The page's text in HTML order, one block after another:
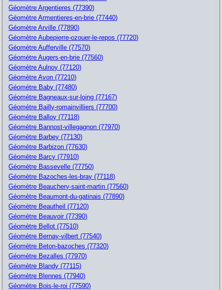
Géomètre Argentieres (77390)
Géomètre Armentieres-en-brie (77440)
Géomètre Arville (77890)
Géomètre Aubepierre-ozouer-le-repos (77720)
Géomètre Aufferville (77570)
Géomètre Augers-en-brie (77560)
Géomètre Aulnoy (77120)
Géomètre Avon (77210)
Géomètre Baby (77480)
Géomètre Bagneaux-sur-loing (77167)
Géomètre Bailly-romainvilliers (77700)
Géomètre Balloy (77118)
Géomètre Bannost-villegagnon (77970)
Géomètre Barbey (77130)
Géomètre Barbizon (77630)
Géomètre Barcy (77910)
Géomètre Bassevelle (77750)
Géomètre Bazoches-les-bray (77118)
Géomètre Beauchery-saint-martin (77560)
Géomètre Beaumont-du-gatinais (77890)
Géomètre Beautheil (77120)
Géomètre Beauvoir (77390)
Géomètre Bellot (77510)
Géomètre Bernay-vilbert (77540)
Géomètre Beton-bazoches (77320)
Géomètre Bezalles (77970)
Géomètre Blandy (77115)
Géomètre Blennes (77940)
Géomètre Bois-le-roi (77590)